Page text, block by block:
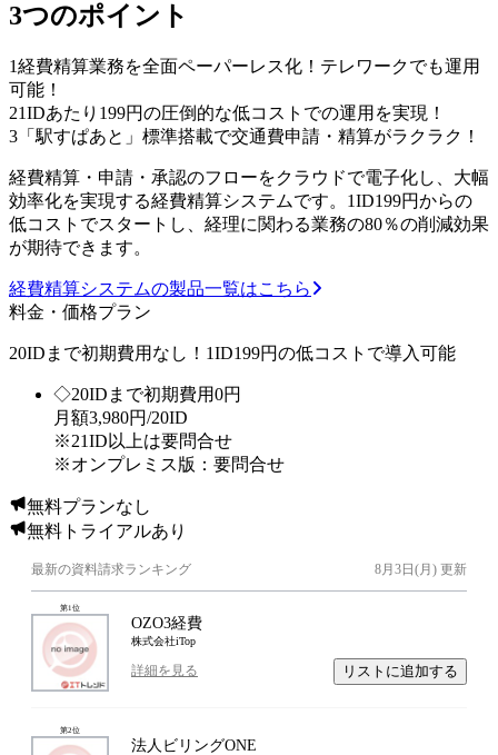
3つのポイント
1経費精算業務を全面ペーパーレス化！テレワークでも運用
可能！
21IDあたり199円の圧倒的な低コストでの運用を実現！
3 「駅すぱあと」標準搭載で交通費申請・精算がラクラク！
経費精算・申請・承認のフローをクラウドで電子化し、大幅
効率化を実現する経費精算システムです。1ID199円からの
低コストでスタートし、経理に関わる業務の80％の削減効果
が期待できます。
経費精算システムの製品一覧はこちら
料金・価格プラン
20IDまで初期費用なし！1ID199円の低コストで導入可能
◇20IDまで初期費用0円
月額3,980円/20ID
※21ID以上は要問合せ
※オンプレミス版：要問合せ
無料プランなし
無料トライアルあり
最新の資料請求ランキング 8月3日(月) 更新
第1位
OZO3経費
株式会社iTop
詳細を見る リストに追加する
第2位
法人ビリングONE